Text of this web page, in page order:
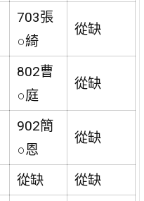
703張
○綺
從缺
802曹
○庭
從缺
902簡
○恩
從缺
從缺 從缺